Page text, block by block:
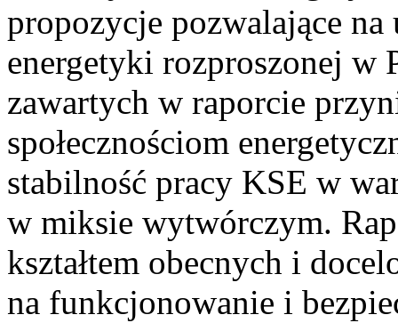
propozycje pozwalające
energetyki rozproszonej w
zawartych w raporcie
społecznościom
stabilność pracy KSE w
w miksie wytwórczym.
kształtem obecnych i
na funkcjonowanie i